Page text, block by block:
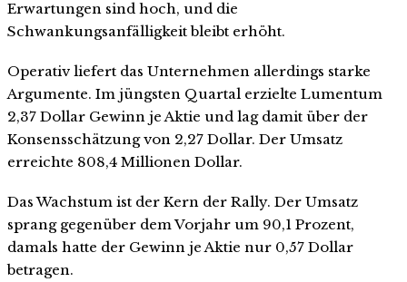
Erwartungen sind hoch, und die
Schwankungsanfälligkeit bleibt erhöht.
Operativ liefert das Unternehmen allerdings starke
Argumente. Im jüngsten Quartal erzielte Lumentum
2,37 Dollar Gewinn je Aktie und lag damit über der
Konsensschätzung von 2,27 Dollar. Der Umsatz
erreichte 808,4 Millionen Dollar.
Das Wachstum ist der Kern der Rally. Der Umsatz
sprang gegenüber dem Vorjahr um 90,1 Prozent,
damals hatte der Gewinn je Aktie nur 0,57 Dollar
betragen.